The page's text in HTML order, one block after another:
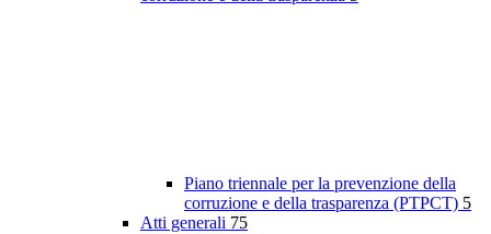
Piano triennale per la prevenzione della
corruzione e della trasparenza (PTPCT) 5
Atti generali 75